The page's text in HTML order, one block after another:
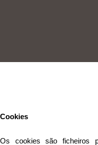
Cookies
Os cookies são ficheiros